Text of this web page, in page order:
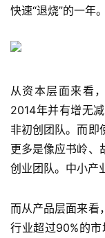
游
界
手
机
游
戏
单
机
快速“退烧”的一年。
从资本层面来看
2014年并有增无
非初创团队。而即
更多是像应书岭、
创业团队。 中小产
而从产品层面来看
行业超过90%的